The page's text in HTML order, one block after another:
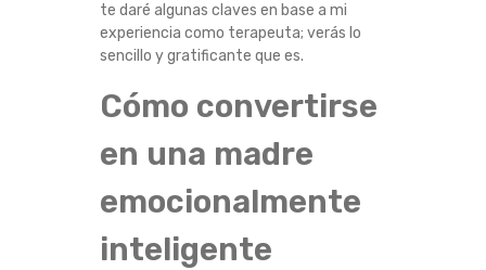
te daré algunas claves en base a mi
experiencia como terapeuta; verás lo
sencillo y gratificante que es.
Cómo convertirse
en una madre
emocionalmente
inteligente